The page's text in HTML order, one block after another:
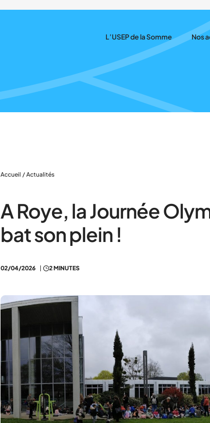
L’USEP de la Somme
Nos ambitions
Cartographie
Notre équipe
Nos partenaires
Nos
Les
Accueil / Actualités
A Roye, la Journée
bat son plein !
02/04/2026 2 MINUTES